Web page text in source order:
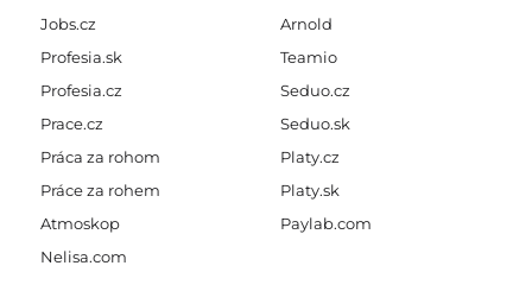
Jobs.cz
Profesia.sk
Profesia.cz
Prace.cz
Práca za rohom
Práce za rohem
Atmoskop
Nelisa.com
Arnold
Teamio
Seduo.cz
Seduo.sk
Platy.cz
Platy.sk
Paylab.com